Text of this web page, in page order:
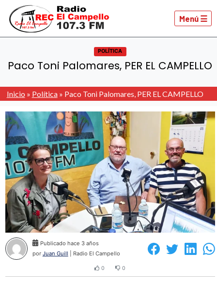
Menú ☰
POLÍTICA
Paco Toni Palomares, PER EL CAMPELLO
Inicio » Política» Paco Toni Palomares, PER EL CAMPELLO
Publicado hace 3 años
por Juan Guill | Radio El Campello
0 0